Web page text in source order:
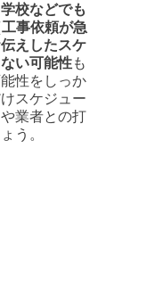
校などでも
事依頼が急
えしたスケ
い可能性も
性をしっか
スケジュー
業者との打
う。